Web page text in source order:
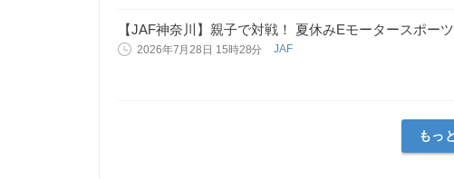
【JAF神奈川】親子で対戦！ 夏休みEモータースポー
2026年7月28日 15時28分 JAF
もっ